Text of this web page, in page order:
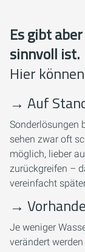
Es gibt
sinnvoll ist.
Hier
→ Auf
Sonderlösungen
sehen zwar oft
möglich, lieber
zurückgreifen –
vereinfacht
→
Je weniger
verändert